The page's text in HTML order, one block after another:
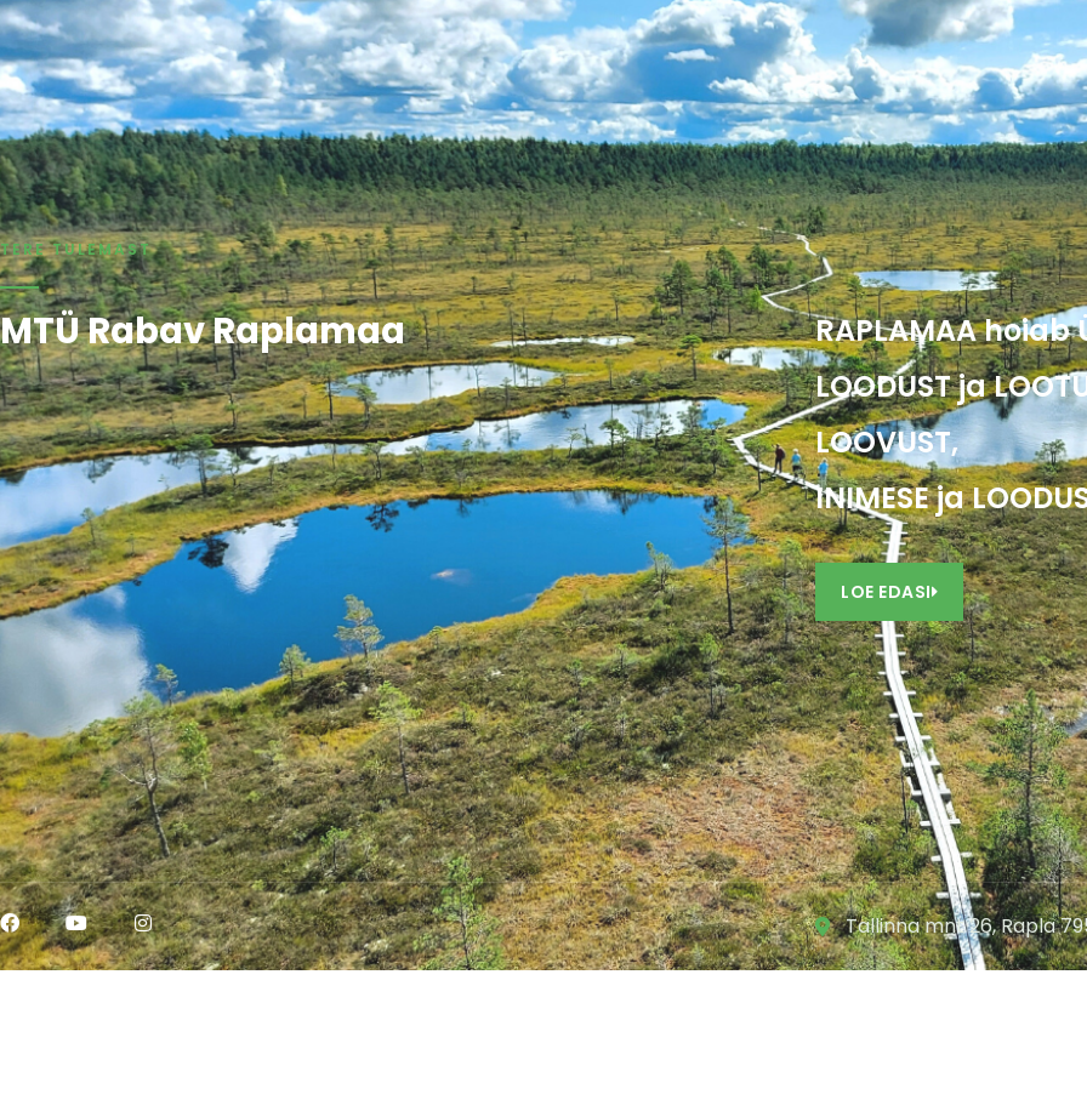
TERE TULEMAST
MTÜ Rabav Raplamaa
RAPLAMAA hoiab
LOODUST ja
LOOVUST,
INIMESE ja
LOE EDASI
Tallinna mnt 26, Rapla